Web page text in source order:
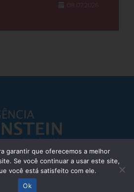
08.07.2026
Dr. Eliezer Silva - CRM: 85148-SP
2025 - Todos os direitos reservados
garantir que oferecemos a melhor
Se você continuar a usar este site,
você está satisfeito com ele.
Ok